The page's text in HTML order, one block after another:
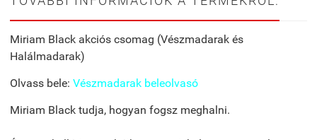
Miriam Black akciós csomag (Vészmadarak és
Halálmadarak)
Olvass bele: Vészmadarak beleolvasó
Miriam Black tudja, hogyan fogsz meghalni.